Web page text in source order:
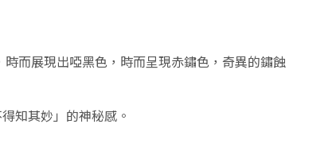
時而展現出啞黑色，時而呈現赤鏽色，奇異的鏽蝕
知其妙」的神秘感。